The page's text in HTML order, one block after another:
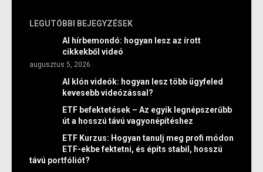
LEGUTÓBBI BEJEGYZÉSEK
AI hírbemondó: hogyan lesz az írott
cikkekből videó
augusztus 5, 2026
AI klón videók: hogyan lesz több ügyfeled
kevesebb videózással?
ETF befektetések – Az egyik legnépszerűbb
út a hosszú távú vagyonépítéshez
ETF Kurzus: Hogyan tanulj meg profi módon
ETF-ekbe fektetni, és építs stabil, hosszú
távú portfóliót?